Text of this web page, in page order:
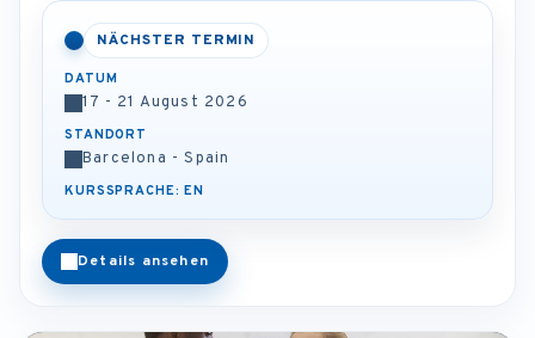
NÄCHSTER TERMIN
DATUM
17 - 21 August 2026
STANDORT
Barcelona - Spain
KURSSPRACHE: EN
Details ansehen